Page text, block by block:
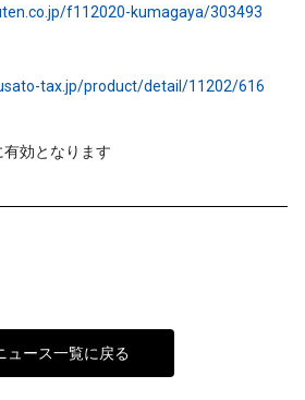
f112020-kumagaya/303493
tax.jp/product/detail/11202/616
有効となります
ュース一覧に戻る